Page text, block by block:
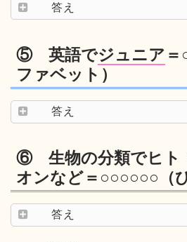
答え
⑤ 英語でジュニア
ファベット）
答え
⑥ 生物の分類でヒト
オンなど＝○○○○○○（
答え